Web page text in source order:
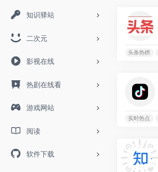
知识驿站
二次元
影视在线
热剧在线看
游戏网站
阅读
软件下载
头条热榜
实时热点